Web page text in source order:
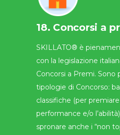
18. Concorsi a
SKILLATO® è
con la legislazione
Concorsi a Premi. Sono
tipologie di Concorso:
classifiche (per
performance e/o
spronare anche i “non